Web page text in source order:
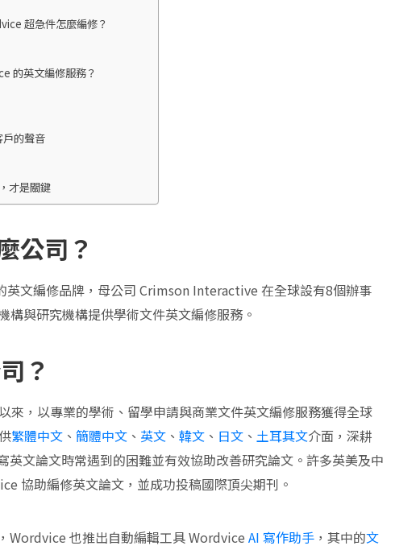
超急件怎麼編修？
的英文編修服務？
的聲音
才是關鍵
公司？
英文編修品牌，母公司 Crimson Interactive 在全球設有8個辦事
構與研究機構提供學術文件英文編修服務。
？
來，以專業的學術、留學申請與商業文件英文編修服務獲得全球
繁體中文 、 簡體中文 、 英文 、 韓文 、 日文 、 土耳其文介面，深耕
英文論文時常遇到的困難並有效協助改善研究論文。許多英美及中
協助編修英文論文，並成功投稿國際頂尖期刊。
Wordvice 也推出自動編輯工具 Wordvice AI 寫作助手 ，其中的文